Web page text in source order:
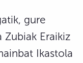
gure
Eraikiz
Ikastola